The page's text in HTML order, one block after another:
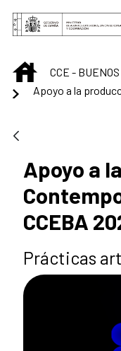
Saltar al contenido
INICIO
CCE -
Apoyo a
CCEBA
Prácticas